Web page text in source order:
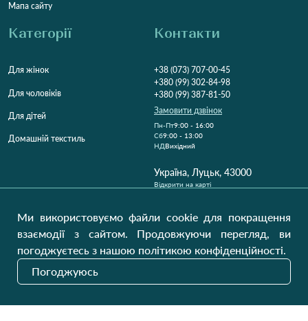
Мапа сайту
Категорії
Для жінок
Для чоловіків
Для дітей
Домашній текстиль
Контакти
+38 (073) 707-00-45
+380 (99) 302-84-98
+380 (99) 387-81-50
Замовити дзвінок
Пн-Пт9:00 - 16:00
Cб9:00 - 13:00
НДВихідний
Україна, Луцьк, 43000
Відкрити на карті
Наші оновлення
Ми використовуємо файли cookie для покращення
взаємодії з сайтом. Продовжуючи перегляд, ви
погоджуєтесь з нашою політикою конфіденційності.
Погоджуюсь